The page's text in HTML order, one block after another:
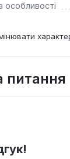
особливості
питання